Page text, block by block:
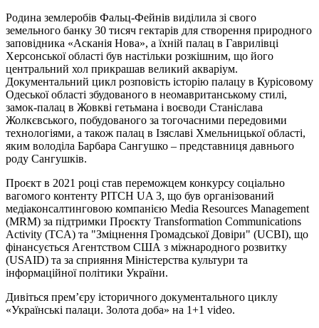
Родина землеробів Фальц-Фейнів виділила зі свого
земельного банку 30 тисяч гектарів для створення природного
заповідника «Асканія Нова», а їхній палац в Гаврилівці
Херсонської області був настільки розкішним, що його
центральний хол прикрашав великий акваріум.
Документальний цикл розповість історію палацу в Курісовому
Одеської області збудованого в неомавританському стилі,
замок-палац в Жовкві гетьмана і воєводи Станіслава
Жолкєвського, побудованого за тогочасними передовими
технологіями, а також палац в Ізяславі Хмельницької області,
яким володіла Барбара Сангушко – представниця давнього
роду Сангушків.
Проєкт в 2021 році став переможцем конкурсу соціально
вагомого контенту PITCH UA 3, що був організований
медіаконсалтинговою компанією Media Resourсes Management
(MRM) за підтримки Проєкту Transformation Communications
Activity (TCA) та "Зміцнення Громадської Довіри" (UCBI), що
фінансується Агентством США з міжнародного розвитку
(USAID) та за сприяння Міністерства культури та
інформаційної політики України.
Дивіться прем’єру історичного документального циклу
«Українські палаци. Золота доба» на 1+1 video.